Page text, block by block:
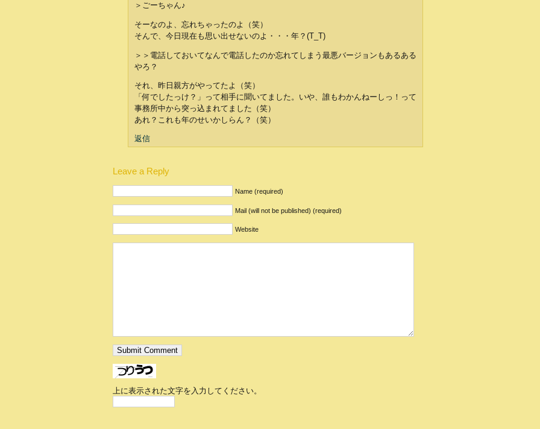
＞ごーちゃん♪
そーなのよ、忘れちゃったのよ（笑）
そんで、今日現在も思い出せないのよ・・・年？(T_T)
＞＞電話しておいてなんで電話したのか忘れてしまう最悪バージョンもあるある
やろ？
それ、昨日親方がやってたよ（笑）
「何でしたっけ？」って相手に聞いてました。いや、誰もわかんねーしっ！って
事務所中から突っ込まれてました（笑）
あれ？これも年のせいかしらん？（笑）
返信
Leave a Reply
Name (required)
Mail (will not be published) (required)
Website
上に表示された文字を入力してください。